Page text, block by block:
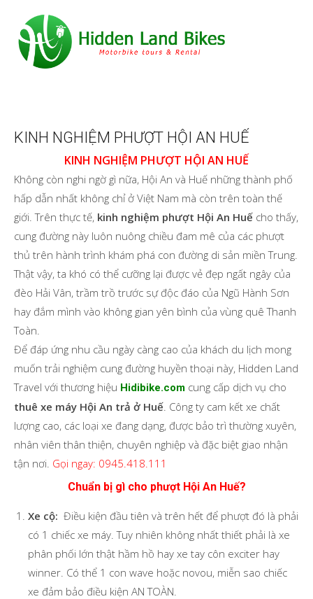
KINH NGHIỆM PHƯỢT HỘI AN HUẾ
KINH NGHIỆM PHƯỢT HỘI AN HUẾ
Không còn nghi ngờ gì nữa, Hội An và Huế những thành phố
hấp dẫn nhất không chỉ ở Việt Nam mà còn trên toàn thế
giới. Trên thực tế, kinh nghiệm phượt Hội An Huế cho thấy,
cung đường này luôn nuông chiều đam mê của các phượt
thủ trên hành trình khám phá con đường di sản miền Trung.
Thật vậy, ta khó có thể cưỡng lại được vẻ đẹp ngất ngây của
đèo Hải Vân, trầm trồ trước sự độc đáo của Ngũ Hành Sơn
hay đắm mình vào không gian yên bình của vùng quê Thanh
Toàn.
Để đáp ứng nhu cầu ngày càng cao của khách du lịch mong
muốn trải nghiệm cung đường huyền thoại này, Hidden Land
Travel với thương hiệu Hidibike.com cung cấp dịch vụ cho
thuê xe máy Hội An trả ở Huế . Công ty cam kết xe chất
lượng cao, các loại xe đang dạng, được bảo trì thường xuyên,
nhân viên thân thiện, chuyên nghiệp và đặc biệt giao nhận
tận nơi. Gọi ngay: 0945.418.111
Chuẩn bị gì cho phượt Hội An Huế?
Xe cộ: Điều kiện đầu tiên và trên hết để phượt đó là phải
có 1 chiếc xe máy. Tuy nhiên không nhất thiết phải là xe
phân phối lớn thật hầm hồ hay xe tay côn exciter hay
winner. Có thể 1 con wave hoặc novou, miễn sao chiếc
xe đảm bảo điều kiện AN TOÀN.